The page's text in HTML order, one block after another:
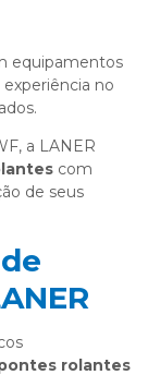
equipamentos
no
a LANER
com
de seus
rolantes